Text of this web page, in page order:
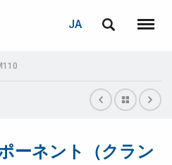
JA
メニ
ーネント（クラン